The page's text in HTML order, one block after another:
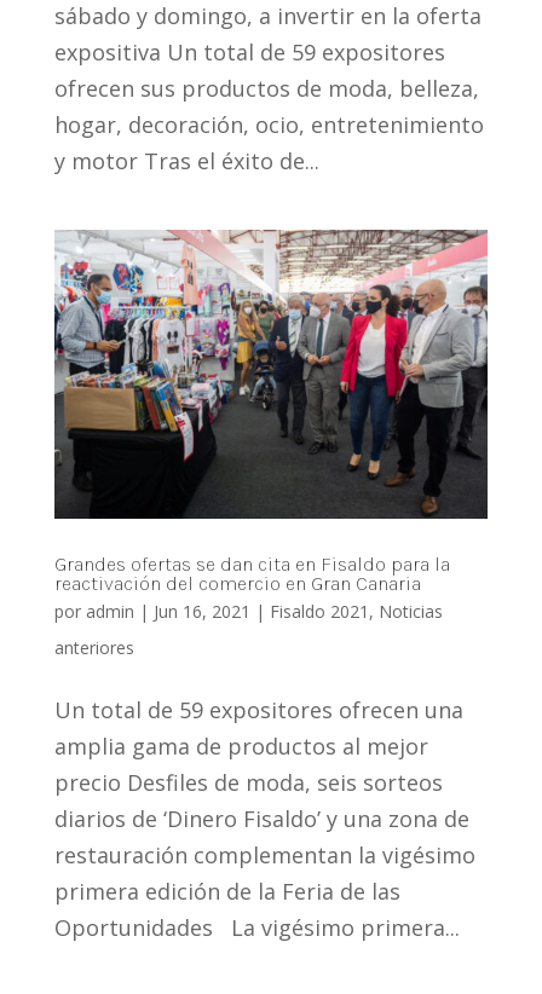
sábado y domingo, a invertir en la oferta
expositiva Un total de 59 expositores
ofrecen sus productos de moda, belleza,
hogar, decoración, ocio, entretenimiento
y motor Tras el éxito de...
Grandes ofertas se dan cita en Fisaldo para la
reactivación del comercio en Gran Canaria
por admin | Jun 16, 2021 | Fisaldo 2021 , Noticias
anteriores
Un total de 59 expositores ofrecen una
amplia gama de productos al mejor
precio Desfiles de moda, seis sorteos
diarios de ‘Dinero Fisaldo’ y una zona de
restauración complementan la vigésimo
primera edición de la Feria de las
Oportunidades La vigésimo primera...